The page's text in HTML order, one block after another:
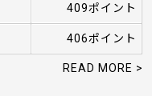
409ポイント
406ポイント
READ MORE >